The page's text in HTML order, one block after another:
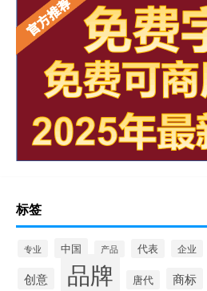
标签
专业 中国 产品 代表 企业
创意 品牌 唐代 商标